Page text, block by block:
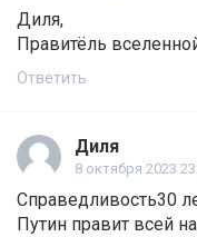
Диля,
Правитёль
Ответить
Диля
8 октября 2023
Справедливость30
Путин правит всей